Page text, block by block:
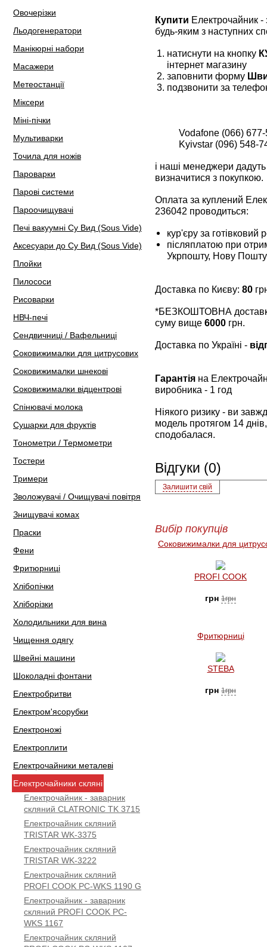
Овочерізки
Льодогенератори
Манікюрні набори
Масажери
Метеостанції
Міксери
Міні-пічки
Мультиварки
Точила для ножів
Пароварки
Парові системи
Пароочищувачі
Печі вакуумні Су Вид (Sous Vide)
Аксесуари до Су Вид (Sous Vide)
Плойки
Пилососи
Рисоварки
НВЧ-печі
Сендвичниці / Вафельниці
Соковижималки для цитрусових
Соковижималки шнекові
Соковижималки відцентрові
Спінювачі молока
Сушарки для фруктів
Тонометри / Термометри
Тостери
Тримери
Зволожувачі / Очищувачі повітря
Знищувачі комах
Праски
Фени
Фритюрниці
Хлібопічки
Хліборізки
Холодильники для вина
Чищення одягу
Швейні машини
Шоколадні фонтани
Електробритви
Електром'ясорубки
Електроножі
Електроплити
Електрочайники металеві
Електрочайники скляні
Електрочайник - заварник
скляний CLATRONIC TK 3715
Електрочайник скляний
TRISTAR WK-3375
Електрочайник скляний
TRISTAR WK-3222
Електрочайник скляний
PROFI COOK PC-WKS 1190 G
Електрочайник - заварник
скляний PROFI COOK PC-
WKS 1167
Електрочайник скляний
Купити Електрочайник
будь-яким з наступних
натиснути на кнопку
інтернет магазину
заповнити форму
подзвонити за
Vodafone (066)
Kyivstar (096) 548-
і наші менеджери
визначитися з покупкою.
Оплата за куплений
236042 проводиться:
кур'єру за готівковий
післяплатою при
Укрпошту, Нову
Доставка по Києву: 80
*БЕЗКОШТОВНА
суму вище 6000 грн.
Доставка по Україні -
Гарантія на
виробника - 1 год
Ніякого ризику - ви
модель протягом 14
сподобалася.
Відгуки (0)
Залишити свій
Вибір покупців
Соковижималки для
PROFI COOK
грн 1грн
Фритюрниці
STEBA
грн 1грн